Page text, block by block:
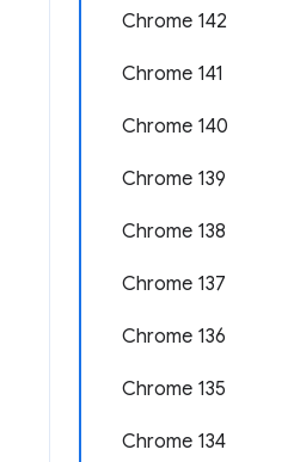
Chrome 142
Chrome 141
Chrome 140
Chrome 139
Chrome 138
Chrome 137
Chrome 136
Chrome 135
Chrome 134